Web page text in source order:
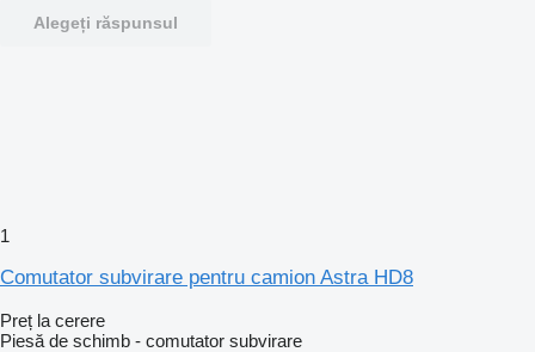
Alegeți răspunsul
1
Comutator subvirare pentru camion Astra HD8
Preț la cerere
Piesă de schimb - comutator subvirare